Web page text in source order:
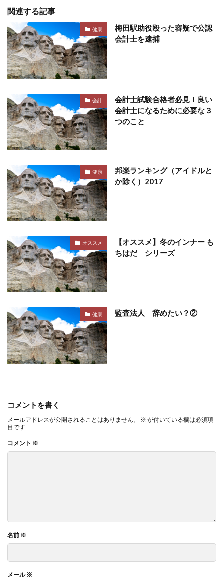
関連する記事
健康
梅田駅助役殴った容疑で公認
会計士を逮捕
会計
会計士試験合格者必見！良い
会計士になるために必要な３
つのこと
健康
邦楽ランキング（アイドルと
か除く）2017
オススメ
【オススメ】冬のインナー も
ちはだ シリーズ
健康 監査法人 辞めたい？②
コメントを書く
メールアドレスが公開されることはありません。 ※ が付いている欄は必須項
目です
コメント ※
名前 ※
メール※